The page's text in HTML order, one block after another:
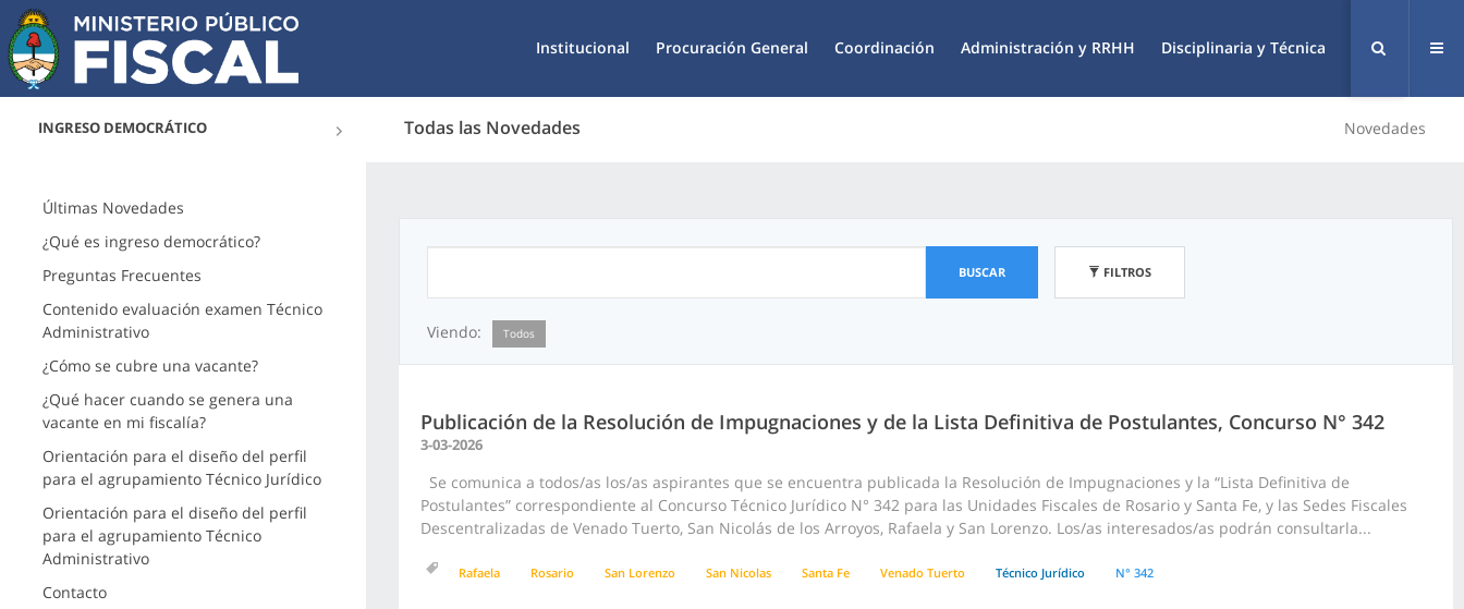
Institucional Procuración General Coordinación Administración y RRHH Disciplinaria y Técnica
INGRESO DEMOCRÁTICO Todas las Novedades Novedades
Últimas Novedades
¿Qué es ingreso democrático?
Preguntas Frecuentes
Contenido evaluación examen Técnico
Administrativo
¿Cómo se cubre una vacante?
¿Qué hacer cuando se genera una
vacante en mi fiscalía?
Orientación para el diseño del perfil
para el agrupamiento Técnico Jurídico
Orientación para el diseño del perfil
para el agrupamiento Técnico
Administrativo
Contacto
BUSCAR FILTROS
Viendo: Todos
Publicación de la Resolución de Impugnaciones y de la Lista Definitiva de Postulantes, Concurso N° 342
3-03-2026
Se comunica a todos/as los/as aspirantes que se encuentra publicada la Resolución de Impugnaciones y la “Lista Definitiva de
Postulantes” correspondiente al Concurso Técnico Jurídico N° 342 para las Unidades Fiscales de Rosario y Santa Fe, y las Sedes Fiscales
Descentralizadas de Venado Tuerto, San Nicolás de los Arroyos, Rafaela y San Lorenzo. Los/as interesados/as podrán consultarla...
Rafaela Rosario San Lorenzo San Nicolas Santa Fe Venado Tuerto Técnico Jurídico N° 342